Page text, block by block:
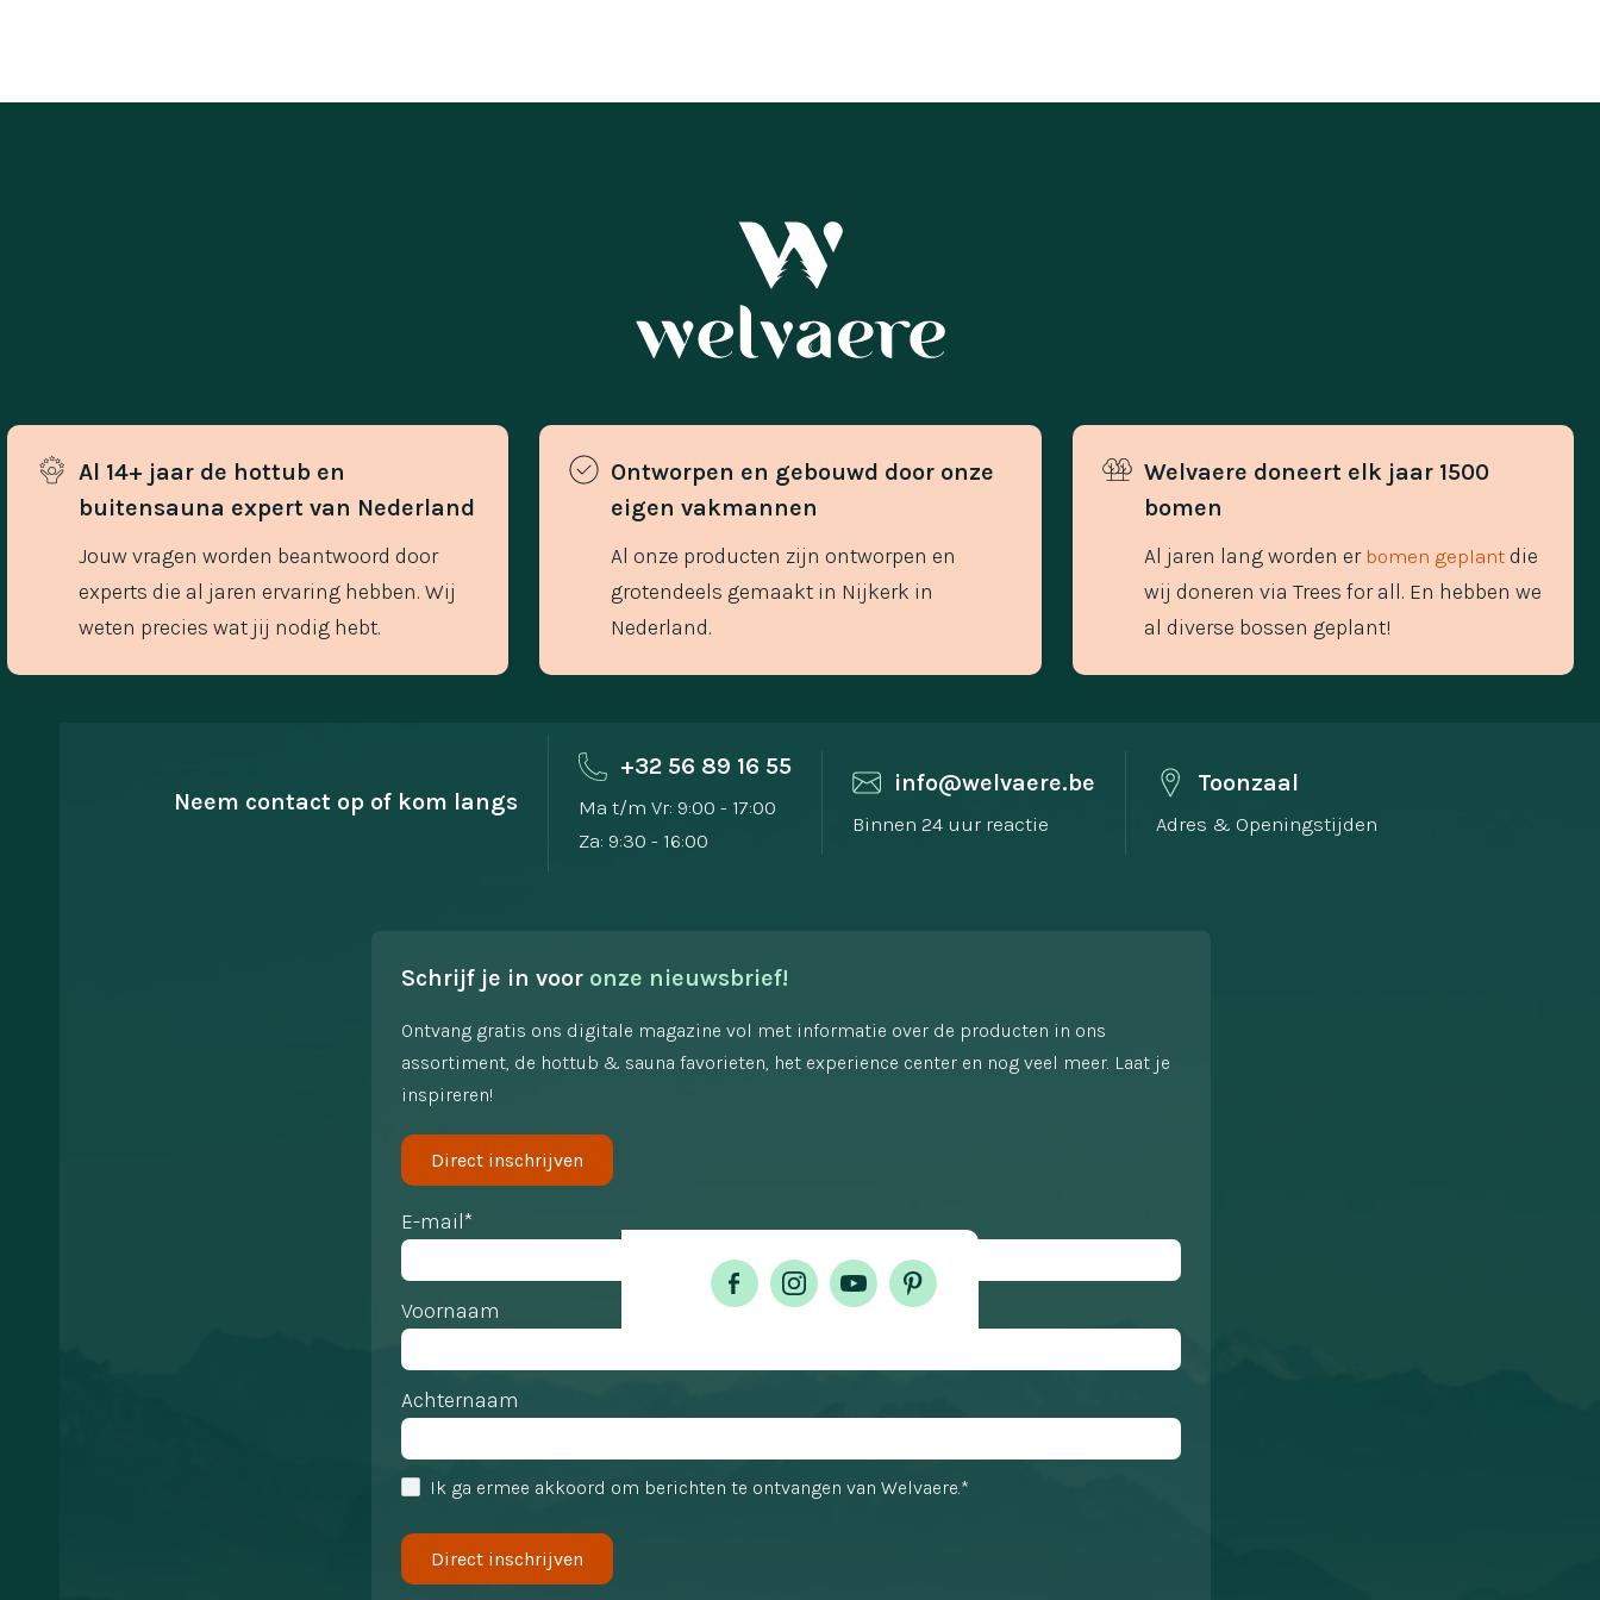
Al 14+ jaar de hottub en
buitensauna expert van Nederland
Jouw vragen worden beantwoord door
experts die al jaren ervaring hebben. Wij
weten precies wat jij nodig hebt.
Ontworpen en gebouwd door onze
eigen vakmannen
Al onze producten zijn ontworpen en
grotendeels gemaakt in Nijkerk in
Nederland.
Welvaere doneert elk jaar 1500
bomen
Al jaren lang worden er bomen geplantdie
wij doneren via Trees for all. En hebben we
al diverse bossen geplant!
Neem contact op of kom langs
+32 56 89 16 55
Ma t/m Vr: 9:00 - 17:00
Za: 9:30 - 16:00
info@welvaere.be
Binnen 24 uur reactie
Toonzaal
Adres & Openingstijden
Schrijf je in voor onze nieuwsbrief!
Ontvang gratis ons digitale magazine vol met informatie over de producten in ons
assortiment, de hottub & sauna favorieten, het experience center en nog veel meer. Laat je
inspireren!
Direct inschrijven
E-mail*
Voornaam
Achternaam
Ik ga ermee akkoord om berichten te ontvangen van Welvaere.*